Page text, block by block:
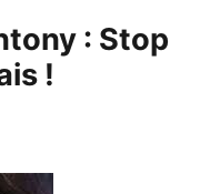
: Stop
!